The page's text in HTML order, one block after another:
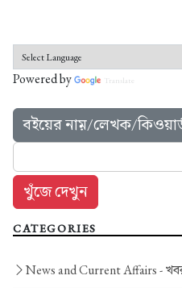
Powered by Translate
বইয়ের নাম়/লেখক/
CATEGORIES
News and Current Affairs -